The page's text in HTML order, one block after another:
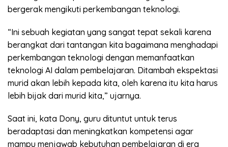
bergerak mengikuti perkembangan teknologi.
“Ini sebuah kegiatan yang sangat tepat sekali karena
berangkat dari tantangan kita bagaimana menghadapi
perkembangan teknologi dengan memanfaatkan
teknologi AI dalam pembelajaran. Ditambah ekspektasi
murid akan lebih kepada kita, oleh karena itu kita harus
lebih bijak dari murid kita,” ujarnya.
Saat ini, kata Dony, guru dituntut untuk terus
beradaptasi dan meningkatkan kompetensi agar
mampu menjawab kebutuhan pembelajaran di era